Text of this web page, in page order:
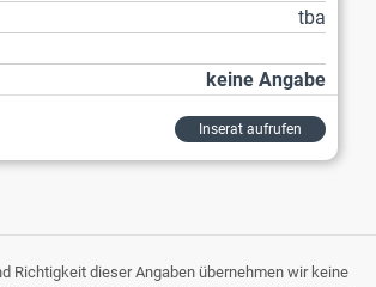
tba
keine Angabe
Inserat aufrufen
Richtigkeit dieser Angaben übernehmen wir keine